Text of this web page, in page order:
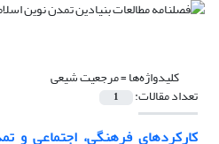
کلیدواژه‌ها =مرجعیت شیعی
تعداد مقالات: 1
کارکردهای فرهنگی، اجتماعی و